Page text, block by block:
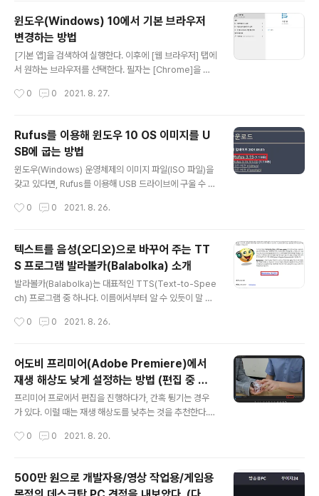
비스가 있다. 아주 간단하게 사용해 볼 수 있다. ▶ NIA 인
터넷 속도 측정: https://speed.nia.or.kr/index.asp 한
국정보화진흥원 - 인터넷 품질측정 시스템 speed.nia.o
r.kr 웹 사이트에 접속한 뒤에는 필요한 프로그램을 다운로
드한다. 이후에 다음과 같이 기본 설정 그대로 설치를 진행
간을 요구했다. 결과적으로 다음과 같이..
윈도우(Windows) 10에서 기본 브라우저
변경하는 방법
[기본 앱]을 검색하여 실행한다. 이후에 [웹 브라우저] 탭에
서 원하는 브라우저를 선택한다. 필자는 [Chrome]을 선
0 0 2021. 8. 27.
Rufus를 이용해 윈도우 10 OS 이미지를 U
SB에 굽는 방법
윈도우(Windows) 운영체제의 이미지 파일(ISO 파일)을
갖고 있다면, Rufus를 이용해 USB 드라이브에 구울 수 있
드할 수 있다. 공식 웹 사이트는 주소는 다음과 같다. ▶ Ru
(Download, New Releases) rufus.ie 접속 이후에는
[Rufus 3.15] 다운로드 버튼을 눌러 다운로드를 진행한
다. 다운로드 이후에는 Rufus 프로그램을 실행한다. 이후
에 다음과 같이 Windows 운영체제 ISO 파일을 [선택]한
다. 이후에 파티션 방식 및 UEFI 여부를 선택할 수 있는데,
0 0 2021. 8. 26.
텍스트를 음성(오디오)으로 바꾸어 주는 TT
S 프로그램 발라볼카(Balabolka) 소개
발라볼카(Balabolka)는 대표적인 TTS(Text-to-Spee
ch) 프로그램 중 하나다. 이름에서부터 알 수 있듯이 말 그
트웨어다. 이러한 Balabolka는 프리웨어(freeware)이
olka 다운로드: http://www.cross-plus-a.com/kr/b
alabolka.htm Balabolka Balabolka는 텍스트 음성 변
환(Text-To-Speech, TTS) 프로그램입니다. 당신의
시스템에 설치된 모든 컴퓨터 목소리는 Balabolka로 이
0 0 2021. 8. 26.
어도비 프리미어(Adobe Premiere)에서
재생 해상도 낮게 설정하는 방법 (편집 중 튕
김 방지)
프리미어 프로에서 편집을 진행하다가, 간혹 튕기는 경우
가 있다. 이럴 때는 재생 해상도를 낮추는 것을 추천한다.
선택] 탭을 누를 수 있다. 여기에서 재생 해상도를 설정할
기 위해 [1/4]로 설정하는 것을 추천한다. 어차피 동영상
[내보내기] 이후에 고화질로 동영상을 볼 수 있기 때문에,
0 0 2021. 8. 20.
500만 원으로 개발자용/영상 작업용/게임용